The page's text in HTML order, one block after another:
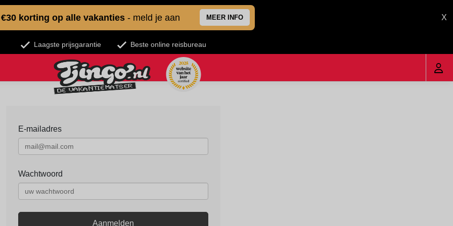
€30 korting op alle vakanties - meld je aan MEER INFO X
Laagste prijsgarantie Beste online reisbureau
E-mailadres
Wachtwoord
Aanmelden